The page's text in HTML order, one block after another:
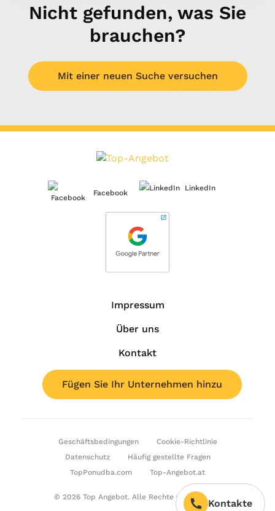
Nicht gefunden, was Sie
brauchen?
Mit einer neuen Suche versuchen
Kontakte
Facebook
LinkedIn
Impressum
Über uns
Kontakt
Fügen Sie Ihr Unternehmen hinzu
Geschäftsbedingungen
Cookie-Richtlinie
Datenschutz
Häufig gestellte Fragen
TopPonudba.com
Top-Angebot.at
© 2026 Top Angebot. Alle Rechte vorbehalten.